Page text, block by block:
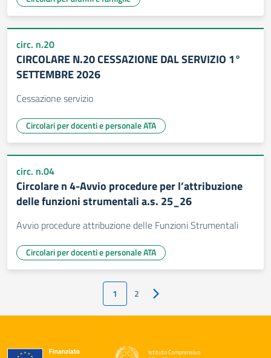
circ. n.20
CIRCOLARE N.20 CESSAZIONE DAL SERVIZIO 1°
SETTEMBRE 2026
Cessazione servizio
Circolari per docenti e personale ATA
circ. n.04
Circolare n 4-Avvio procedure per l’attribuzione
delle funzioni strumentali a.s. 25_26
Avvio procedure attribuzione delle Funzioni Strumentali
Circolari per docenti e personale ATA
1 2 Pagina successiva
Istituto Comprensivo